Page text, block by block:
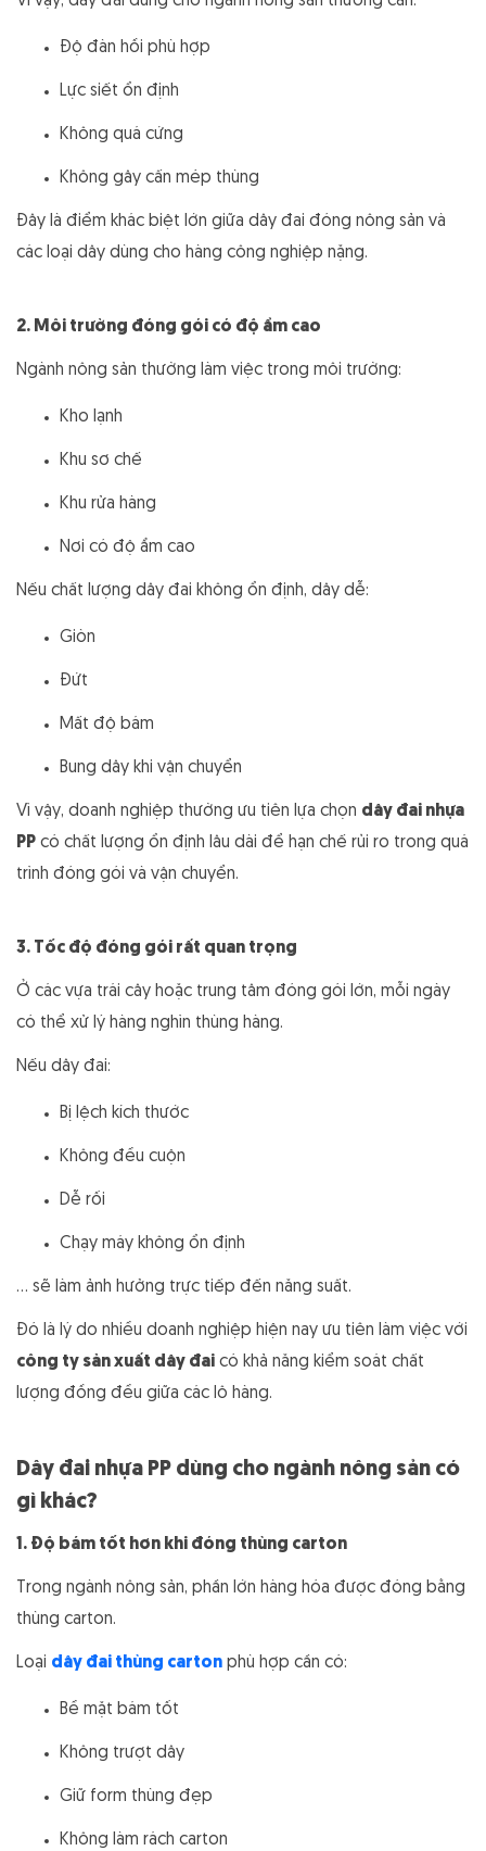
Độ đàn hồi phù hợp
Lực siết ổn định
Không quá cứng
Không gây cấn mép thùng
Đây là điểm khác biệt lớn giữa dây đai đóng nông sản và
các loại dây dùng cho hàng công nghiệp nặng.
2. Môi trường đóng gói có độ ẩm cao
Ngành nông sản thường làm việc trong môi trường:
Kho lạnh
Khu sơ chế
Khu rửa hàng
Nơi có độ ẩm cao
Nếu chất lượng dây đai không ổn định, dây dễ:
Giòn
Đứt
Mất độ bám
Bung dây khi vận chuyển
Vì vậy, doanh nghiệp thường ưu tiên lựa chọn dây đai nhựa
PP có chất lượng ổn định lâu dài để hạn chế rủi ro trong quá
trình đóng gói và vận chuyển.
3. Tốc độ đóng gói rất quan trọng
Ở các vựa trái cây hoặc trung tâm đóng gói lớn, mỗi ngày
có thể xử lý hàng nghìn thùng hàng.
Nếu dây đai:
Bị lệch kích thước
Không đều cuộn
Dễ rối
Chạy máy không ổn định
… sẽ làm ảnh hưởng trực tiếp đến năng suất.
Đó là lý do nhiều doanh nghiệp hiện nay ưu tiên làm việc với
công ty sản xuất dây đai có khả năng kiểm soát chất
lượng đồng đều giữa các lô hàng.
Dây đai nhựa PP dùng cho ngành nông sản có
gì khác?
1. Độ bám tốt hơn khi đóng thùng carton
Trong ngành nông sản, phần lớn hàng hóa được đóng bằng
thùng carton.
Loại dây đai thùng carton phù hợp cần có:
Bề mặt bám tốt
Không trượt dây
Giữ form thùng đẹp
Không làm rách carton